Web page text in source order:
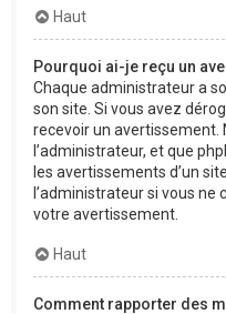
Haut
Pourquoi ai-je reçu un
Chaque administrateur a
son site. Si vous avez
recevoir un avertissement.
l’administrateur, et que
les avertissements d’un
l’administrateur si vous ne
votre avertissement.
Haut
Comment rapporter des